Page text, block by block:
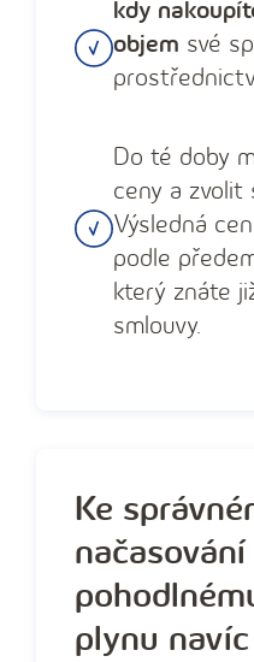
kdy
objem své
Do té doby
ceny a zvolit
Výsledná
podle
který znáte
smlouvy.
Ke
načasování
plynu